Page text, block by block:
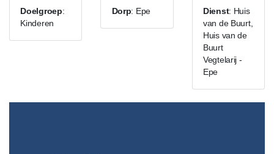
Doelgroep:
Kinderen
Dorp: Epe Dienst: Huis
van de Buurt,
Huis van de
Buurt
Vegtelarij -
Epe